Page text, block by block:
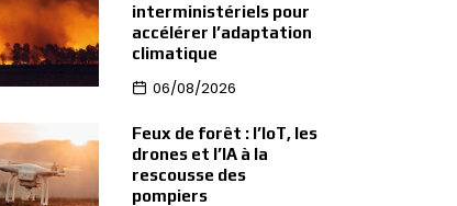
interministériels pour
accélérer l’adaptation
climatique
06/08/2026
Feux de forêt : l’IoT, les
drones et l’IA à la
rescousse des
pompiers